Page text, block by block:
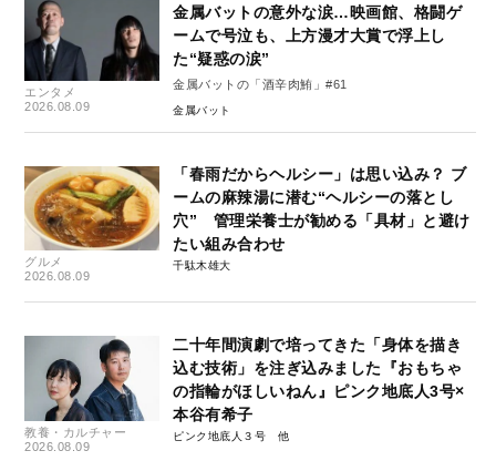
エンタメ
2026.08.09
金属バットの意外な涙…映画館、格闘ゲ
ームで号泣も、上方漫才大賞で浮上し
た“疑惑の涙”
金属バットの「酒辛肉鮪」#61
金属バット
グルメ
2026.08.09
「春雨だからヘルシー」は思い込み？ ブ
ームの麻辣湯に潜む“ヘルシーの落とし
穴” 管理栄養士が勧める「具材」と避け
たい組み合わせ
千駄木雄大
教養・カルチャー
2026.08.09
二十年間演劇で培ってきた「身体を描き
込む技術」を注ぎ込みました『おもちゃ
の指輪がほしいねん』ピンク地底人3号×
本谷有希子
ピンク地底人３号